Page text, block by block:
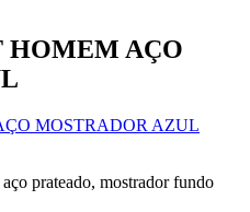
HOMEM AÇO
MOSTRADOR AZUL
prateado, mostrador fundo